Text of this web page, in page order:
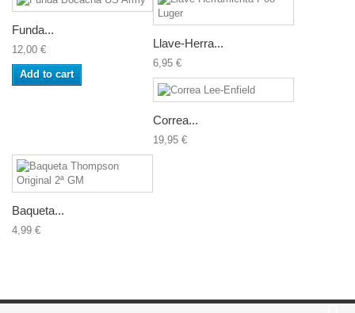
Funda...
12,00 €
Add to cart
Llave-Herra...
6,95 €
Correa...
19,95 €
Baqueta...
4,99 €